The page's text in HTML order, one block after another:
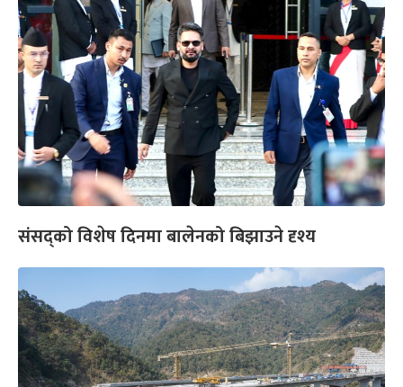
संसद्को विशेष दिनमा बालेनको बिझाउने दृश्य